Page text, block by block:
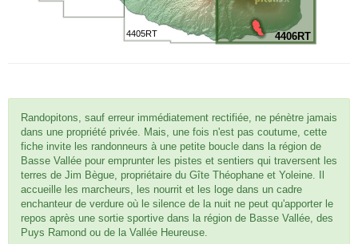
4405RT 4406RT
Randopitons, sauf erreur immédiatement rectifiée, ne pénètre jamais
dans une propriété privée. Mais, une fois n'est pas coutume, cette
fiche invite les randonneurs à une petite boucle dans la région de
Basse Vallée pour emprunter les pistes et sentiers qui traversent les
terres de Jim Bègue, propriétaire du Gîte Théophane et Yoleine. Il
accueille les marcheurs, les nourrit et les loge dans un cadre
enchanteur de verdure où le silence de la nuit ne peut qu'apporter le
repos après une sortie sportive dans la région de Basse Vallée, des
Puys Ramond ou de la Vallée Heureuse.